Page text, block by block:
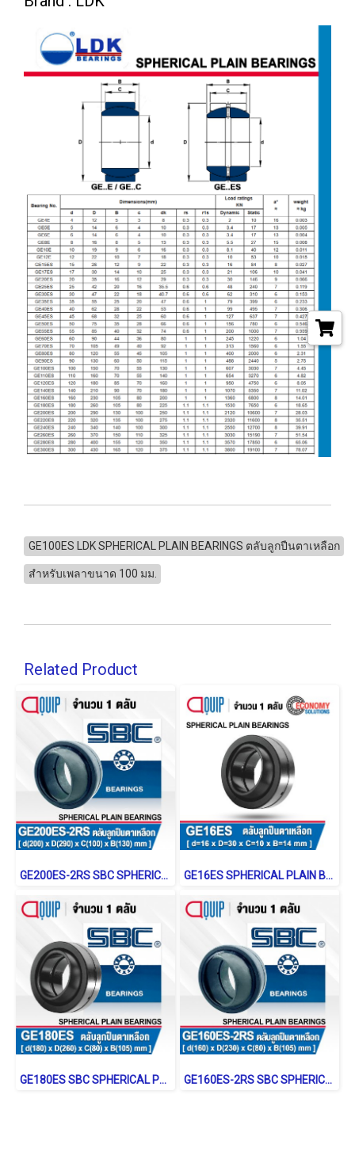
GE100ES LDK SPHERICAL PLAIN BEARINGS ตลับลูกปืนตาเหลือก
สำหรับเพลาขนาด 100 มม.
Related Product
GE200ES-2RS SBC SPHERICAL PLAIN BEARINGS ตลับลูกปืนตาเหลือก GE16ES SPHERICAL PLAIN BEARINGS Steel / Steel
GE180ES SBC SPHERICAL PLAIN BEARINGS ตลับลูกปืนตาเหลือก GE160ES-2RS SBC SPHERICAL PLAIN BEARINGS ตลับลูกปืนตาเหลือก